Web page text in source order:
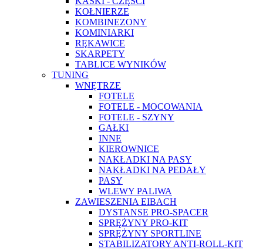
KOŁNIERZE
KOMBINEZONY
KOMINIARKI
RĘKAWICE
SKARPETY
TABLICE WYNIKÓW
TUNING
WNĘTRZE
FOTELE
FOTELE - MOCOWANIA
FOTELE - SZYNY
GAŁKI
INNE
KIEROWNICE
NAKŁADKI NA PASY
NAKŁADKI NA PEDAŁY
PASY
WLEWY PALIWA
ZAWIESZENIA EIBACH
DYSTANSE PRO-SPACER
SPRĘŻYNY PRO-KIT
SPRĘŻYNY SPORTLINE
STABILIZATORY ANTI-ROLL-KIT